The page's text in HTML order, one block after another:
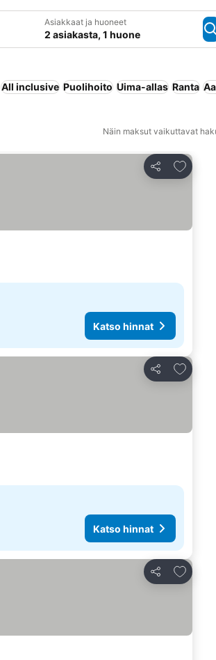
Asiakkaat ja huoneet
2 asiakasta, 1 huone
All inclusive Puolihoito Uima-allas Ranta
Näin maksut vaikuttavat
Jaa
Lisää
Katso hinnat
Jaa
Lisää
Katso hinnat
Jaa
Lisää